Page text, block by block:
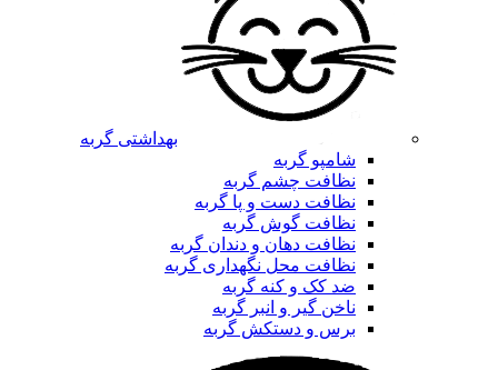
بهداشتی گربه
شامپو گربه
نظافت چشم گربه
نظافت دست و پا گربه
نظافت گوش گربه
نظافت دهان و دندان گربه
نظافت محل نگهداری گربه
ضد کک و کنه گربه
ناخن گیر و انبر گربه
برس و دستکش گربه